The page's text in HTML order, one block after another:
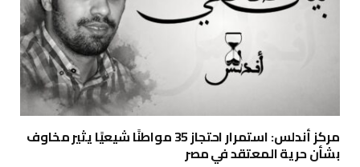
مركز أندلس: استمرار احتجاز 35 مواطنًا شيعيًا يثير مخاوف
بشأن حرية المعتقد في مصر